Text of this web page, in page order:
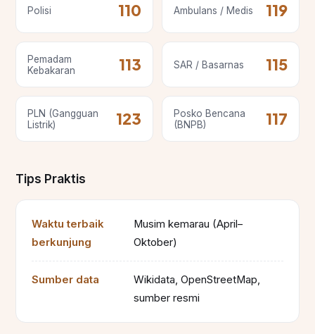
Polisi 110 Ambulans / Medis 119
Pemadam
Kebakaran
113 SAR / Basarnas 115
PLN (Gangguan
Listrik)
123
Posko Bencana
(BNPB)
117
Tips Praktis
Waktu terbaik
berkunjung
Musim kemarau (April–
Oktober)
Sumber data
Wikidata, OpenStreetMap,
sumber resmi